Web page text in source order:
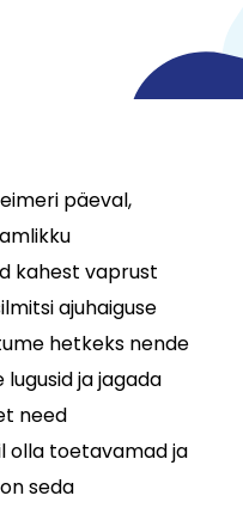
päeval,
kahest vaprust
ajuhaiguse
hetkeks nende
ja jagada
need
olla toetavamad ja
seda